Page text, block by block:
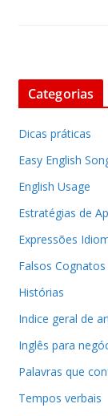
Categorias
Dicas práticas
Easy English
English Usage
Estratégias de
Expressões
Falsos Cognatos
Histórias
Indice geral de
Inglês para
Palavras que
Tempos verbais